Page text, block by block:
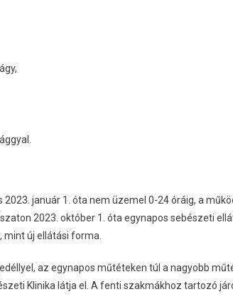
január 1. óta nem üzemel 0-24 óráig, a
2023. október 1. óta egynapos sebészeti
új ellátási forma.
az egynapos műtéteken túl a nagyobb
Klinika látja el. A fenti szakmákhoz tartozó